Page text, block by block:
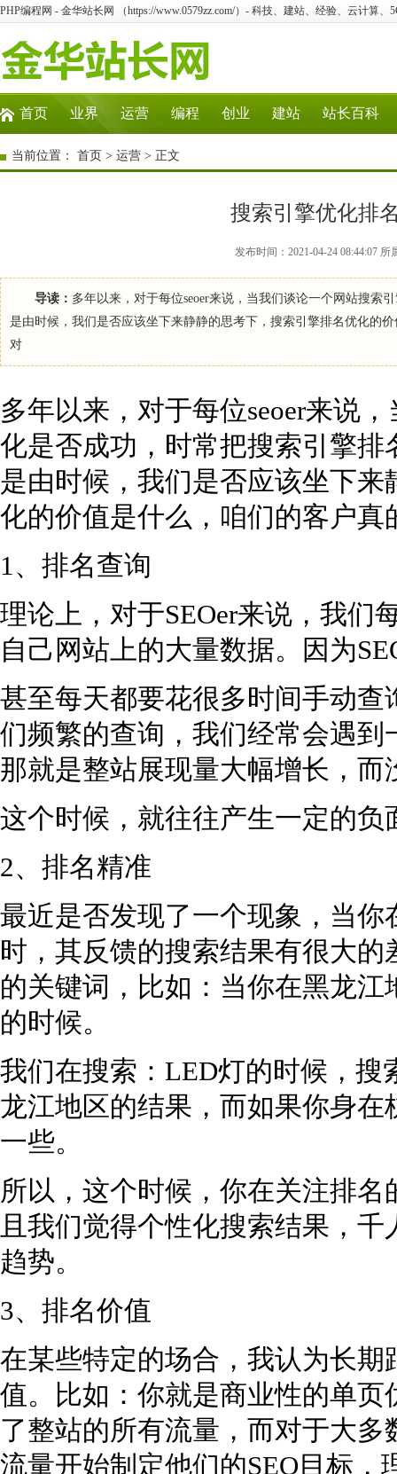
PHP编程网 - 金华站长网 （https://www.0579zz.com/）- 科技、建站、经验、云计算、
首页 业界 运营 编程 创业 建站 站长百科
当前位置： 首页 > 运营 > 正文
搜索引擎优化排
发布时间：2021-04-24 08:44:07
导读： 多年以来，对于每位seoer来说，当我们谈论一个网站搜索
是由时候，我们是否应该坐下来静静的思考下，搜索引擎排名优化的
对
多年以来，对于每位seoer来说
化是否成功，时常把搜索引擎
是由时候，我们是否应该坐下
化的价值是什么，咱们的客户真
1、排名查询
理论上，对于SEOer来说，我们
自己网站上的大量数据。因为
甚至每天都要花很多时间手动
们频繁的查询，我们经常会遇
那就是整站展现量大幅增长，
这个时候，就往往产生一定的
2、排名精准
最近是否发现了一个现象，当
时，其反馈的搜索结果有很大
的关键词，比如：当你在黑龙
的时候。
我们在搜索：LED灯的时候，
龙江地区的结果，而如果你身
一些。
所以，这个时候，你在关注排
且我们觉得个性化搜索结果，
趋势。
3、排名价值
在某些特定的场合，我认为长
值。比如：你就是商业性的单
了整站的所有流量，而对于大
流量开始制定他们的SEO目标，